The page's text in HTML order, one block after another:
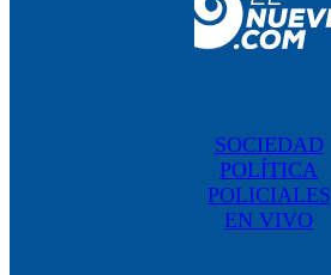
SOCIEDAD
POLÍTICA
POLICIALES
EN VIVO